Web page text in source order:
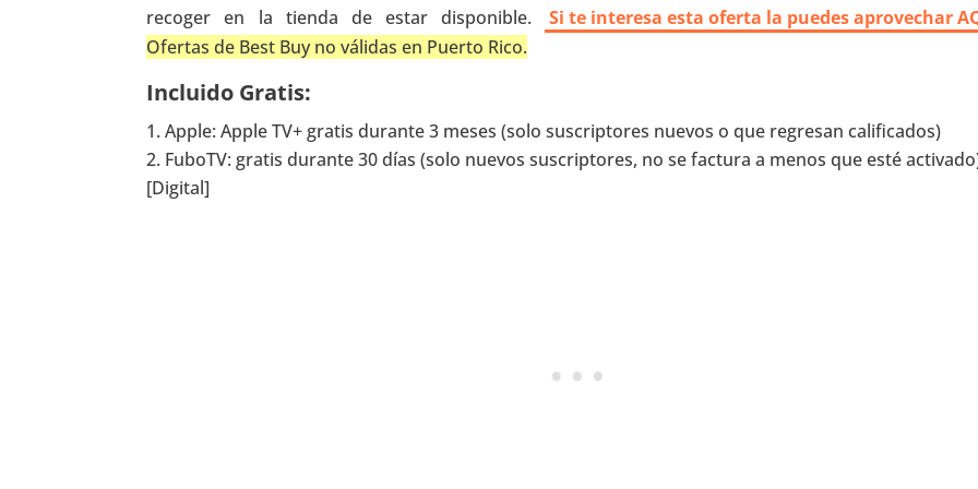
recoger en la tienda de estar disponible.
Si te interesa esta oferta la puedes aprovechar
Ofertas de Best Buy no válidas en Puerto Rico.
Incluido Gratis:
Apple: Apple TV+ gratis durante 3 meses (solo suscriptores nuevos o que regresan calificados)
FuboTV: gratis durante 30 días (solo nuevos suscriptores, no se factura a menos que esté
[Digital]